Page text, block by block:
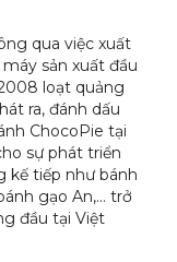
qua việc xuất
sản xuất đầu
loạt quảng
ra, đánh dấu
ChocoPie tại
sự phát triển
kế tiếp như bánh
gạo An,... trở
đầu tại Việt